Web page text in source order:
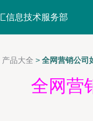
信息技术服务部
产品大全 > 全网营销公司
全网营